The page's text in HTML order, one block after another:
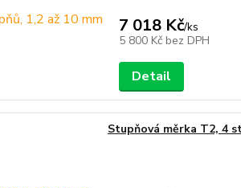
7 018 Kč/ks
5 800 Kč bez DPH
Detail
Stupňová měrka T2, 4